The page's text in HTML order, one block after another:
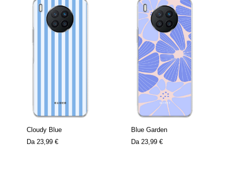
Cloudy Blue
Da 23,99 €
Blue Garden
Da 23,99 €